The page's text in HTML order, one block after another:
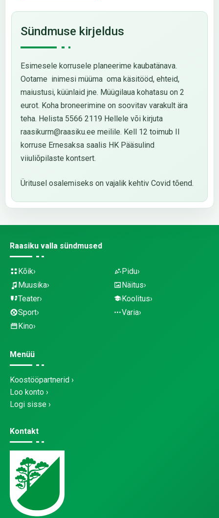
Sündmuse kirjeldus
Esimesele korrusele planeerime kaubatänava.
Ootame inimesi müüma oma käsitööd, ehteid,
maiustusi, küünlaid jne. Müügilaua kohatasu on 2
eurot. Koha broneerimine on soovitav varakult ära
teha. Helista 5566 2119 Hellele või kirjuta
raasikurm@raasiku.ee meilile. Kell 12 toimub II
korruse Ernesaksa saalis HK Pääsulind
viiuliõpilaste kontsert.
Üritusel osalemiseks on vajalik kehtiv Covid tõend.
Raasiku valla sündmused
Kõik
Muusika
Teater
Sport
Kino
Pidu
Näitus
Koolitus
Varia
Menüü
Koostööpartnerid
Loo konto
Logi sisse
Kontakt